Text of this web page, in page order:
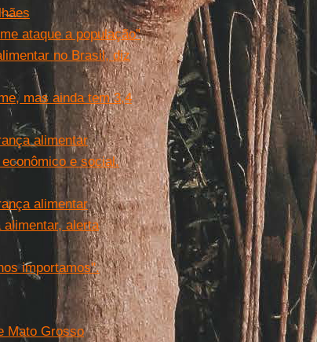
ataque a população”
no Brasil, diz
mas ainda tem 3,4
alimentar
e social.
alimentar
alimentar, alerta
importamos".
Mato Grosso